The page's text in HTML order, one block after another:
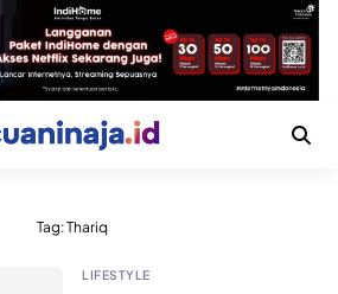
Tag:Thariq
LIFESTYLE